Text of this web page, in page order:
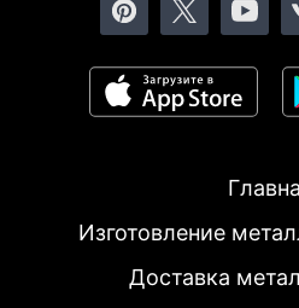
Изготовление
Доставка